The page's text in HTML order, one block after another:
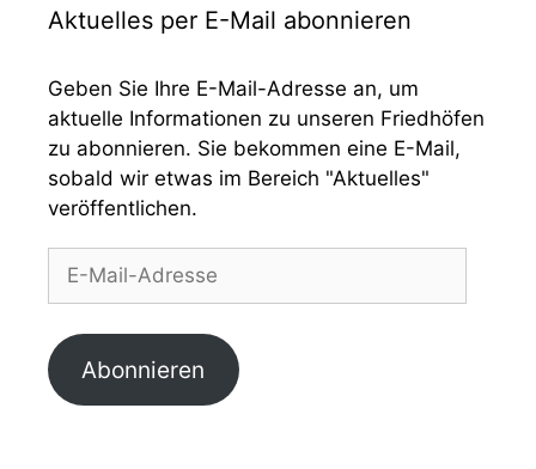
Aktuelles per E-Mail abonnieren
Geben Sie Ihre E-Mail-Adresse an, um
aktuelle Informationen zu unseren Friedhöfen
zu abonnieren. Sie bekommen eine E-Mail,
sobald wir etwas im Bereich "Aktuelles"
veröffentlichen.
Mail-
Abonnieren